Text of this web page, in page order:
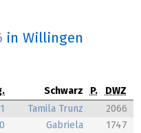
in Willingen
Schwarz P.
DWZ
Tamila Trunz
2066
Gabriela
1747